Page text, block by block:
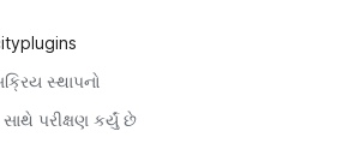
સ્થાપનો
પરીક્ષણ કર્યું છે